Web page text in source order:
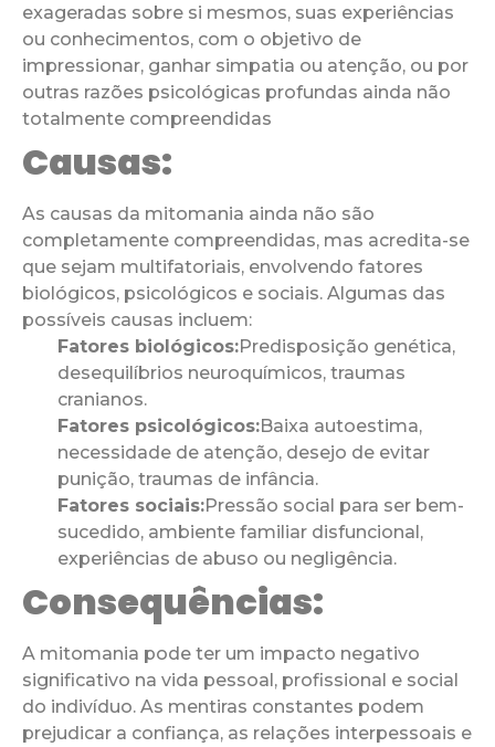
exageradas sobre si mesmos, suas experiências
ou conhecimentos, com o objetivo de
impressionar, ganhar simpatia ou atenção, ou por
outras razões psicológicas profundas ainda não
totalmente compreendidas
Causas:
As causas da mitomania ainda não são
completamente compreendidas, mas acredita-se
que sejam multifatoriais, envolvendo fatores
biológicos, psicológicos e sociais. Algumas das
possíveis causas incluem:
Fatores biológicos:Predisposição genética,
desequilíbrios neuroquímicos, traumas
cranianos.
Fatores psicológicos:Baixa autoestima,
necessidade de atenção, desejo de evitar
punição, traumas de infância.
Fatores sociais:Pressão social para ser bem-
sucedido, ambiente familiar disfuncional,
experiências de abuso ou negligência.
Consequências:
A mitomania pode ter um impacto negativo
significativo na vida pessoal, profissional e social
do indivíduo. As mentiras constantes podem
prejudicar a confiança, as relações interpessoais e